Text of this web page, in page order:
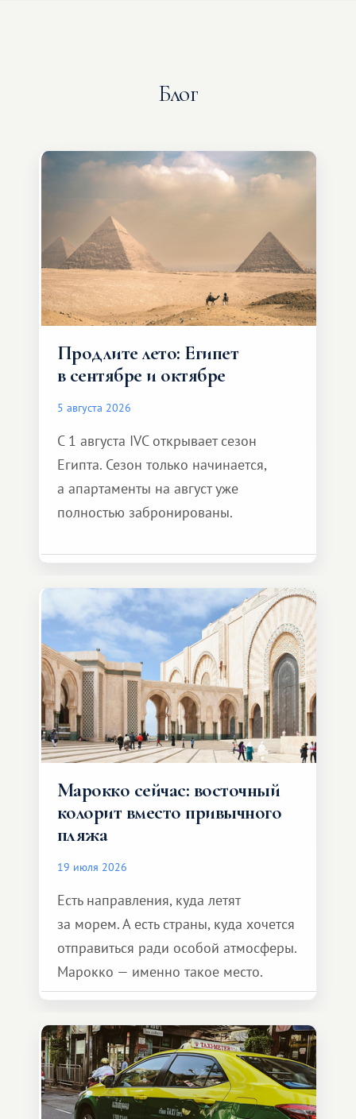
Блог
Продлите лето: Египет
в сентябре и октябре
5 августа 2026
С 1 августа IVC открывает сезон
Египта. Сезон только начинается,
а апартаменты на август уже
полностью забронированы.
Марокко сейчас: восточный
колорит вместо привычного
пляжа
19 июля 2026
Есть направления, куда летят
за морем. А есть страны, куда хочется
отправиться ради особой атмосферы.
Марокко — именно такое место.